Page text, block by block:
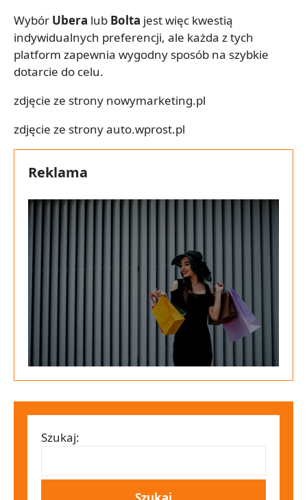
Wybór Ubera lub Bolta jest więc kwestią
indywidualnych preferencji, ale każda z tych
platform zapewnia wygodny sposób na szybkie
dotarcie do celu.
zdjęcie ze strony nowymarketing.pl
zdjęcie ze strony auto.wprost.pl
Reklama
Szukaj: